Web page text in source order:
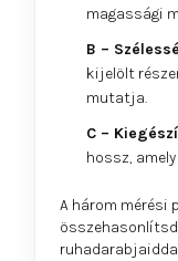
magassági
B –
kijelölt
mutatja.
C –
hossz,
A három mérési
összehasonlítsd